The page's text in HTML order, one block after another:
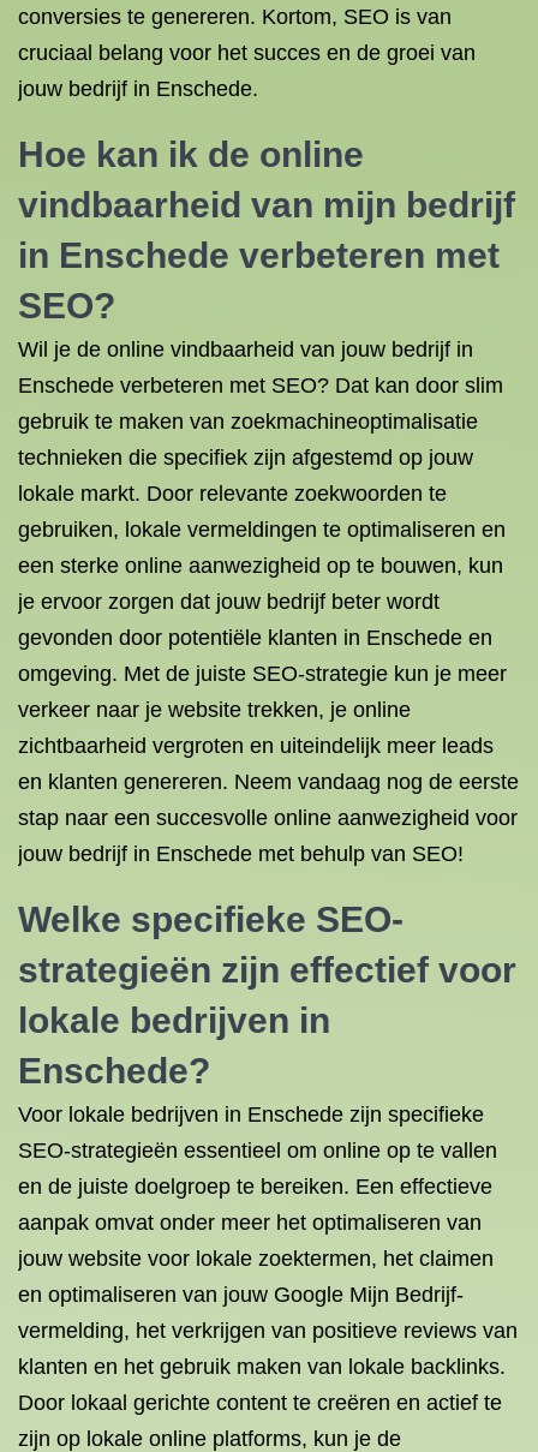
conversies te genereren. Kortom, SEO is van
cruciaal belang voor het succes en de groei van
jouw bedrijf in Enschede.
Hoe kan ik de online
vindbaarheid van mijn bedrijf
in Enschede verbeteren met
SEO?
Wil je de online vindbaarheid van jouw bedrijf in
Enschede verbeteren met SEO? Dat kan door slim
gebruik te maken van zoekmachineoptimalisatie
technieken die specifiek zijn afgestemd op jouw
lokale markt. Door relevante zoekwoorden te
gebruiken, lokale vermeldingen te optimaliseren en
een sterke online aanwezigheid op te bouwen, kun
je ervoor zorgen dat jouw bedrijf beter wordt
gevonden door potentiële klanten in Enschede en
omgeving. Met de juiste SEO-strategie kun je meer
verkeer naar je website trekken, je online
zichtbaarheid vergroten en uiteindelijk meer leads
en klanten genereren. Neem vandaag nog de eerste
stap naar een succesvolle online aanwezigheid voor
jouw bedrijf in Enschede met behulp van SEO!
Welke specifieke SEO-
strategieën zijn effectief voor
lokale bedrijven in
Enschede?
Voor lokale bedrijven in Enschede zijn specifieke
SEO-strategieën essentieel om online op te vallen
en de juiste doelgroep te bereiken. Een effectieve
aanpak omvat onder meer het optimaliseren van
jouw website voor lokale zoektermen, het claimen
en optimaliseren van jouw Google Mijn Bedrijf-
vermelding, het verkrijgen van positieve reviews van
klanten en het gebruik maken van lokale backlinks.
Door lokaal gerichte content te creëren en actief te
zijn op lokale online platforms, kun je de